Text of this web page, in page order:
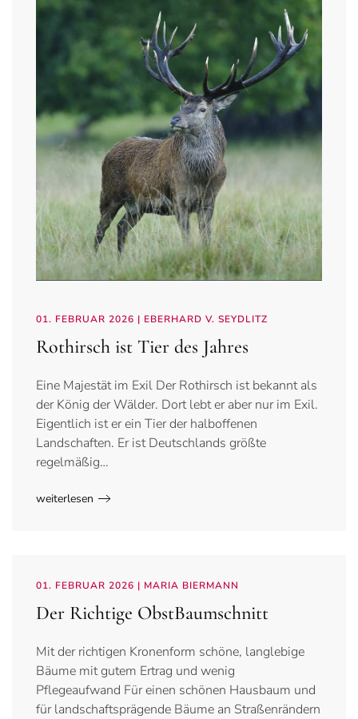
01. FEBRUAR 2026 | EBERHARD V. SEYDLITZ
Rothirsch ist Tier des Jahres
Eine Majestät im Exil Der Rothirsch ist bekannt als
der König der Wälder. Dort lebt er aber nur im Exil.
Eigentlich ist er ein Tier der halboffenen
Landschaften. Er ist Deutschlands größte
regelmäßig…
weiterlesen
01. FEBRUAR 2026 | MARIA BIERMANN
Der Richtige ObstBaumschnitt
Mit der richtigen Kronenform schöne, langlebige
Bäume mit gutem Ertrag und wenig
Pflegeaufwand Für einen schönen Hausbaum und
für landschaftsprägende Bäume an Straßenrändern